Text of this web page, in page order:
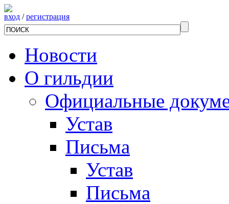
вход /регистрация
Новости
О гильдии
Официальные
Устав
Письма
Устав
Письма